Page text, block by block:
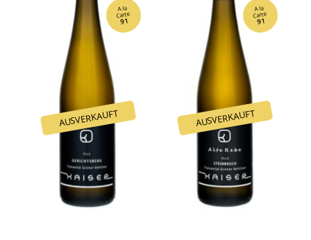
A la
Carte
91
A la
Carte
91